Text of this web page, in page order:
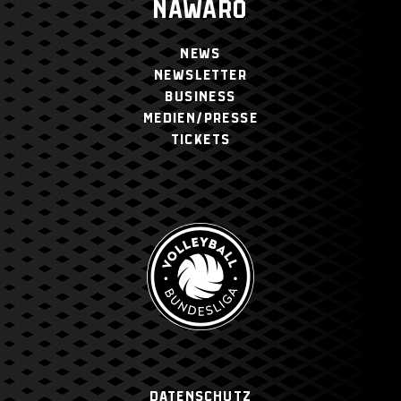
NAWARO
NEWS
NEWSLETTER
BUSINESS
MEDIEN/PRESSE
TICKETS
Datenschutz